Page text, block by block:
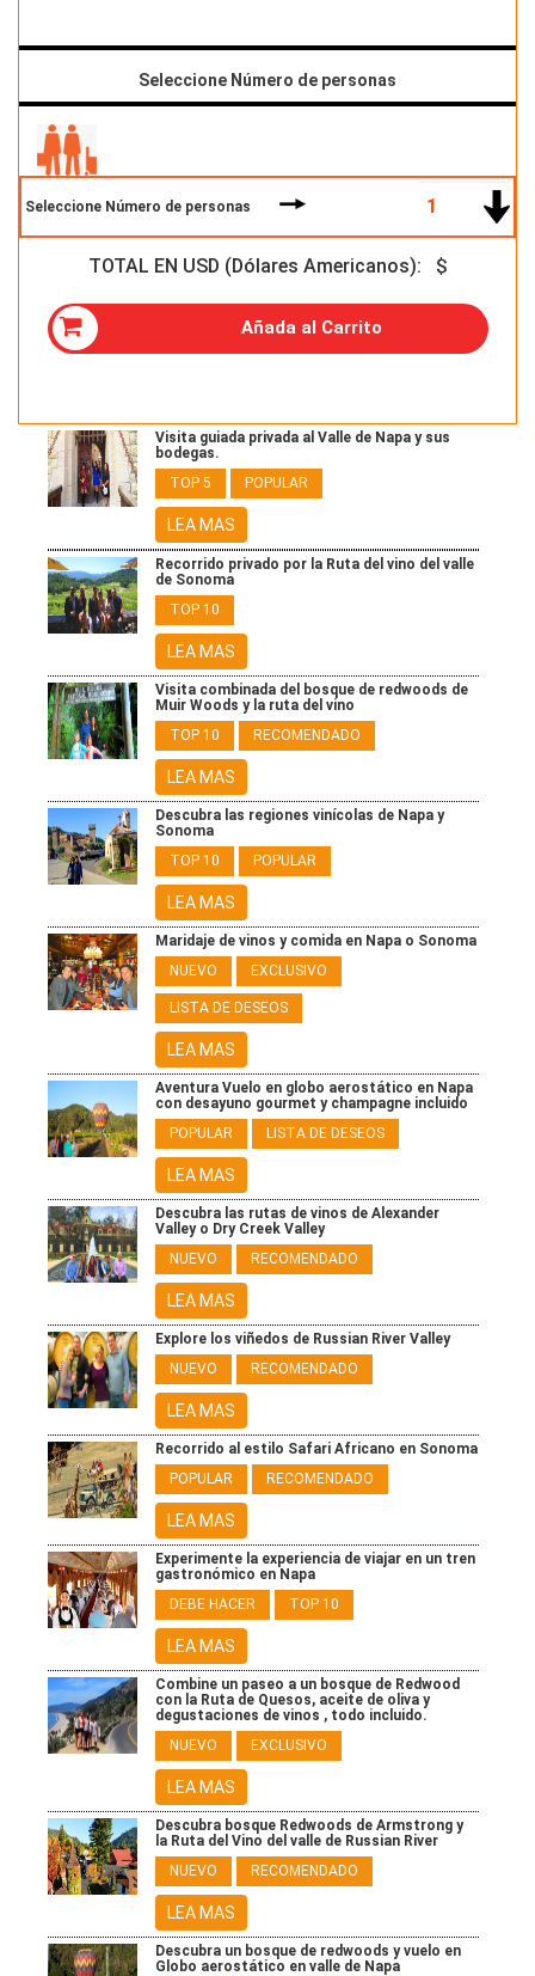
Seleccione Número de personas
Seleccione Número de personas
TOTAL EN USD (Dólares Americanos): $
Añada al Carrito
Visita guiada privada al Valle de Napa y sus
bodegas.
TOP 5
POPULAR
LEA MAS
Recorrido privado por la Ruta del vino del valle
de Sonoma
TOP 10
LEA MAS
Visita combinada del bosque de redwoods de
Muir Woods y la ruta del vino
TOP 10
RECOMENDADO
LEA MAS
Descubra las regiones vinícolas de Napa y
Sonoma
TOP 10
POPULAR
LEA MAS
Maridaje de vinos y comida en Napa o Sonoma
NUEVO
EXCLUSIVO
LISTA DE DESEOS
LEA MAS
Aventura Vuelo en globo aerostático en Napa
con desayuno gourmet y champagne incluido
POPULAR
LISTA DE DESEOS
LEA MAS
Descubra las rutas de vinos de Alexander
Valley o Dry Creek Valley
NUEVO
RECOMENDADO
LEA MAS
Explore los viñedos de Russian River Valley
NUEVO
RECOMENDADO
LEA MAS
Recorrido al estilo Safari Africano en Sonoma
POPULAR
RECOMENDADO
LEA MAS
Experimente la experiencia de viajar en un tren
gastronómico en Napa
DEBE HACER
TOP 10
LEA MAS
Combine un paseo a un bosque de Redwood
con la Ruta de Quesos, aceite de oliva y
degustaciones de vinos , todo incluido.
NUEVO
EXCLUSIVO
LEA MAS
Descubra bosque Redwoods de Armstrong y
la Ruta del Vino del valle de Russian River
NUEVO
RECOMENDADO
LEA MAS
Descubra un bosque de redwoods y vuelo en
Globo aerostático en valle de Napa